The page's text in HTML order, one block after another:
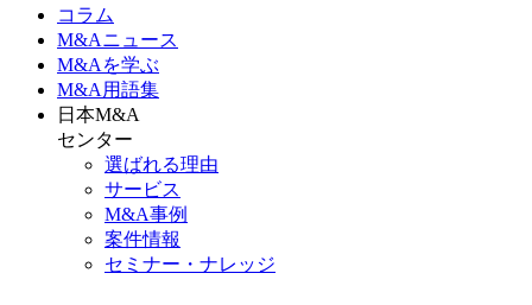
コラム
M&Aニュース
M&Aを学ぶ
M&A 用語集
日本M&A
センター
選ばれる理由
サービス
M&A事例
案件情報
セミナー・ナレッジ